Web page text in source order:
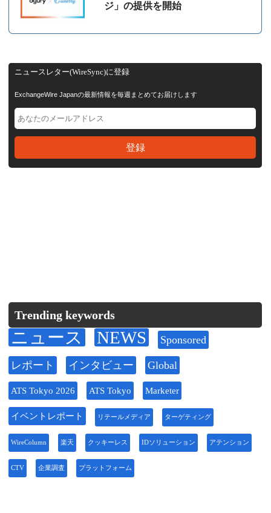
ジ」の提供を開始
ニュースレター(WireSync)に登録
ExchangeWire Japanの最新情報を毎週まとめてお届けします
Trending keywords
ニュース NEWS Sponsored
レポート インタビュー Global
ATS Tokyo 2026 ATS Tokyo Marketer
イベントレポート リテールメディア ターゲティング
WireColumn 楽天 クッキーレス IDソリューション アテンション
CTV 企業調査 プラットフォーム